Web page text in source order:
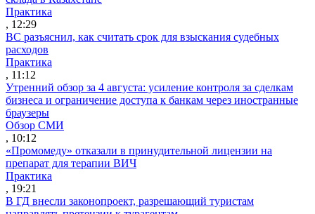
Практика
, 12:29
ВС разъяснил, как считать срок для взыскания судебных
расходов
Практика
, 11:12
Утренний обзор за 4 августа: усиление контроля за сделкам
бизнеса и ограничение доступа к банкам через иностранные
браузеры
Обзор СМИ
, 10:12
«Промомеду» отказали в принудительной лицензии на
препарат для терапии ВИЧ
Практика
, 19:21
В ГД внесли законопроект, разрешающий туристам